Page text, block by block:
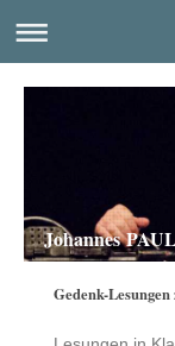
Johannes
Gedenk-